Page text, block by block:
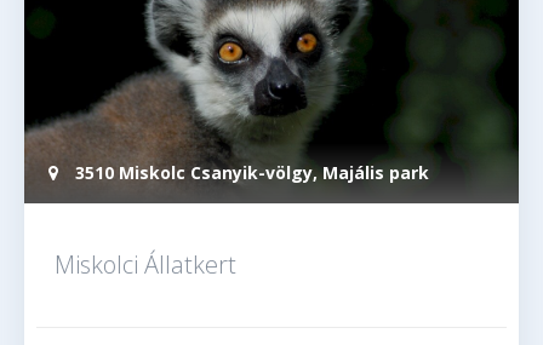
3510 Miskolc Csanyik-völgy, Majális park
Miskolci Állatkert